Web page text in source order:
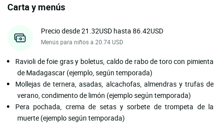
Carta y menús
Precio desde 21.32USD hasta 86.42USD
Menús para niños a 20.74 USD
Ravioli de foie gras y boletus, caldo de rabo de toro con pimienta
de Madagascar (ejemplo, según temporada)
Mollejas de ternera, asadas, alcachofas, almendras y trufas de
verano, condimento de limón (ejemplo según temporada)
Pera pochada, crema de setas y sorbete de trompeta de la
muerte (ejemplo según temporada)